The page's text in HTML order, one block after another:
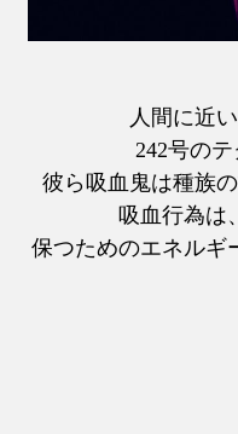
人間に近
242号の
彼ら吸血鬼は種族
吸血行為は
保つためのエネルギ